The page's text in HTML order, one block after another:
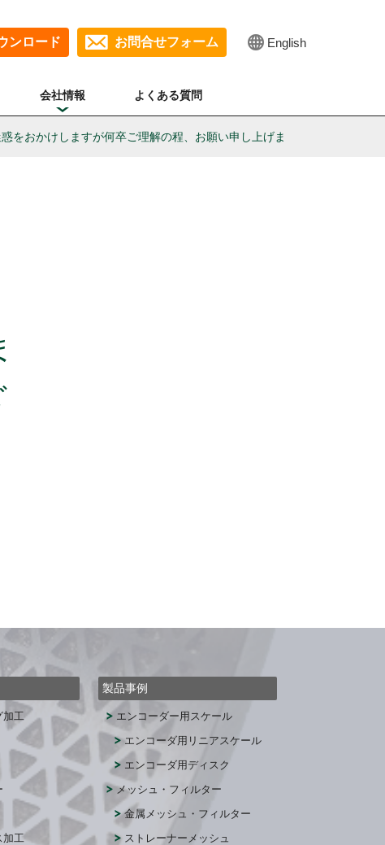
ンロード お問合せフォーム English
会社情報 よくある質問
をおかけしますが何卒ご理解の程、お願い申し上げま
加工
加工
製品事例
エンコーダー用スケール
エンコーダ用リニアスケール
エンコーダ用ディスク
メッシュ・フィルター
金属メッシュ・フィルター
ストレーナーメッシュ